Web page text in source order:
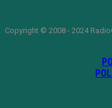
Copyright © 2008 - 2024